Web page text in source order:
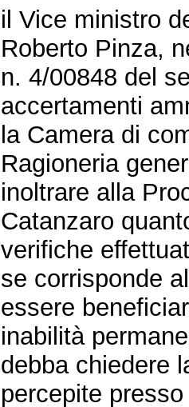
il Vice ministro
Roberto Pinza,
n. 4/00848 del
accertamenti
la Camera di
Ragioneria
inoltrare alla
Catanzaro
verifiche
se corrisponde
essere
inabilità
debba chiedere
percepite